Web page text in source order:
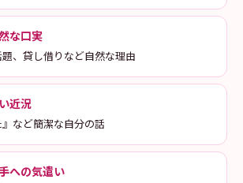
な口実
、貸し借りなど自然な理由
近況
』など簡潔な自分の話
への気遣い